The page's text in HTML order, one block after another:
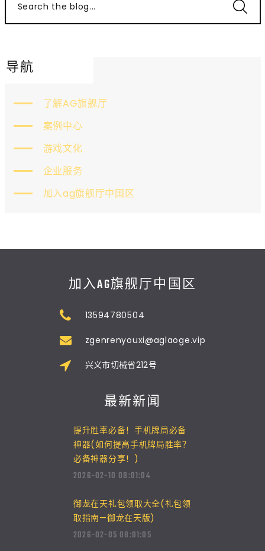
Search the blog...
导航
了解AG旗舰厅
案例中心
游戏文化
企业服务
加入ag旗舰厅中国区
加入AG旗舰厅中国区
13594780504
zgenrenyouxi@aglaoge.vip
兴义市切械省212号
最新新闻
提升胜率必备！手机牌局必备
神器(如何提高手机牌局胜率？
必备神器分享！)
2026-02-10 08:01:04
御龙在天礼包领取大全(礼包领
取指南—御龙在天版)
2026-02-05 08:01:05